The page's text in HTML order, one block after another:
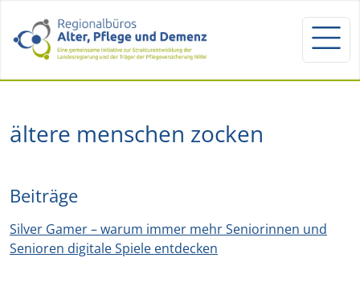
ältere menschen zocken
Beiträge
Silver Gamer – warum immer mehr Seniorinnen und
Senioren digitale Spiele entdecken